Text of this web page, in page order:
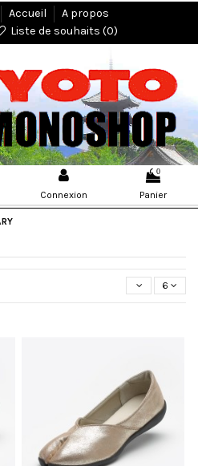
Accueil
A propos
Liste de souhaits (0)
Connexion
0
Panier
6